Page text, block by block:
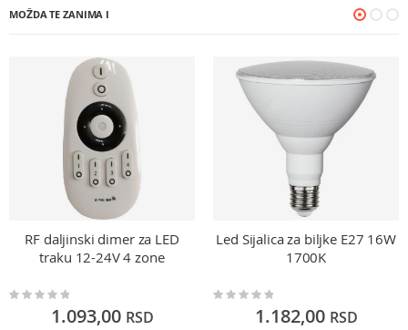
MOŽDA TE ZANIMA I
RF daljinski dimer za LED
traku 12-24V 4 zone
Rating:
1.093,00 RSD
Led Sijalica za biljke E27 16W
1700K
Rating:
1.182,00 RSD